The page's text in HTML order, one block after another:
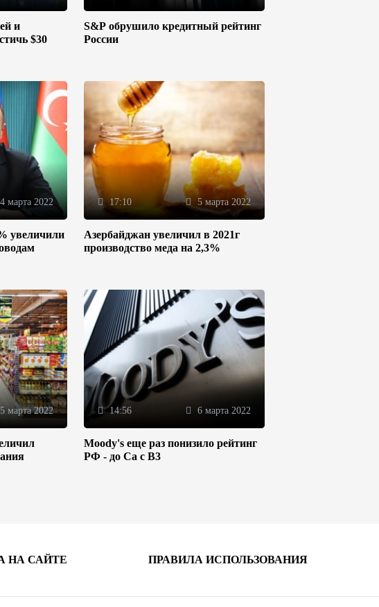
и
$30
S&P обрушило кредитный рейтинг
России
4 марта 2022
увеличили
17:10 5 марта 2022
Азербайджан увеличил в 2021г
производство меда на 2,3%
марта 2022 14:56 6 марта 2022
Moody's еще раз понизило рейтинг
РФ - до Ca с B3
производителей и
22:22
НА САЙТЕ ПРАВИЛА ИСПОЛЬЗОВАНИЯ